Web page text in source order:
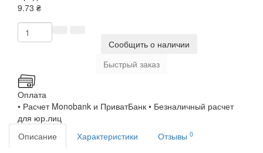
9.73 ₴
Сообщить о наличии
Быстрый заказ
Оплата
• Расчет Monobank и ПриватБанк • Безналичный расчет
для юр.лиц
Описание
Характеристики Отзывы 0